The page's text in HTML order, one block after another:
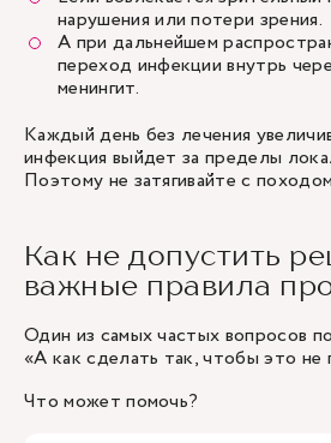
нарушения или потери зрения.
А при дальнейшем
переход инфекции внутрь
менингит.
Каждый день без лечения
инфекция выйдет за пределы
Поэтому не затягивайте с
Как не допустить
важные правила
Один из самых частых вопросов
«А как сделать так, чтобы это не
Что может помочь?